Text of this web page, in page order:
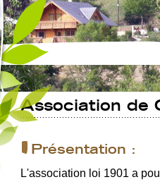
Association de
Présentation :
L'association loi 1901 a